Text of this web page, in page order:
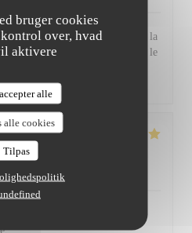
bruger cookies
over, hvad
aktivere
alle
alle cookies
Tilpas
comme à la maison jusqu'à la
(poissons) en passant par le
ce dîner et souhaitons
dessert. Service impeccable.